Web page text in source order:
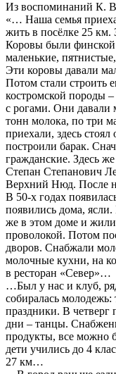
Из воспоминаний К.
«… Наша семья
жить в посёлке 25 км.
Коровы были финской
маленькие,
Эти коровы давали
Потом стали строить
костромской породы
с рогами. Они давали
тонн молока, по три
приехали, здесь
построили барак.
гражданские. Здесь
Степан Степанович
Верхний Нюд. После
В 50-х годах
появились дома,
же в этом доме и
проволокой. Потом
дворов. Снабжали
молочные кухни, на
в ресторан «Север»…
…Был у нас и клуб,
собиралась молодежь:
праздники. В четверг
дни – танцы.
продукты, все можно
дети учились до 4
27 км…